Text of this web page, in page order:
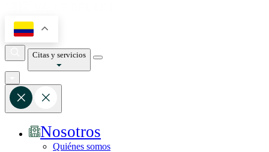
Citas y servicios
Nosotros
Quiénes somos